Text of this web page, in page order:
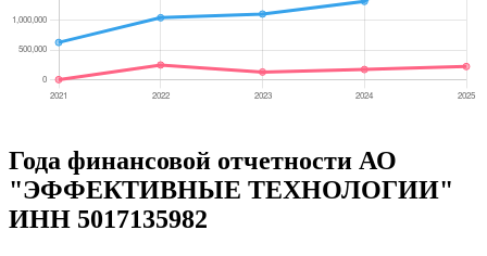
Года финансовой отчетности АО
"ЭФФЕКТИВНЫЕ ТЕХНОЛОГИИ"
ИНН 5017135982